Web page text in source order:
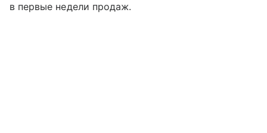
в первые недели продаж.